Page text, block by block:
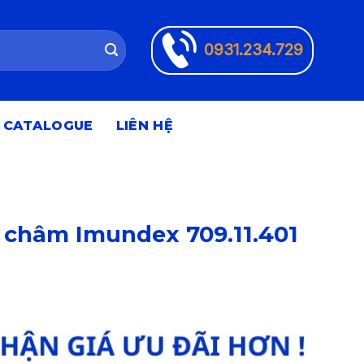
0931.234.729
CATALOGUE LIÊN HỆ
Imundex 709.11.401